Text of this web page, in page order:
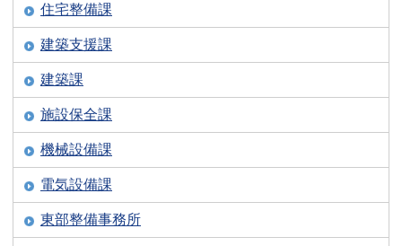
住宅整備課
建築支援課
建築課
施設保全課
機械設備課
電気設備課
東部整備事務所